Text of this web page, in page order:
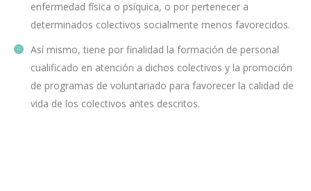
enfermedad física o psíquica, o por pertenecer a
determinados colectivos socialmente menos favorecidos.
Así mismo, tiene por finalidad la formación de personal
cualificado en atención a dichos colectivos y la promoción
de programas de voluntariado para favorecer la calidad de
vida de los colectivos antes descritos.